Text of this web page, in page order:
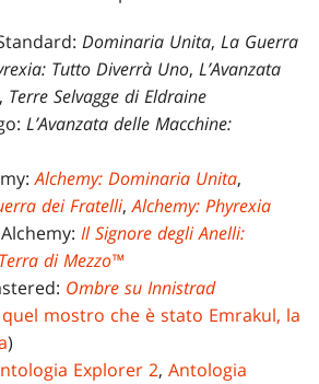
Dominaria Unita,La Guerra
Tutto Diverrà Uno,L’Avanzata
, Terre Selvagge di Eldraine
L’Avanzata delle Macchine:
Alchemy: Dominaria Unita,
dei Fratelli,Alchemy: Phyrexia
Il Signore degli Anelli:
di Mezzo™
Ombre su Innistrad
quel mostro che è stato Emrakul, la
)
Explorer 2,Antologia